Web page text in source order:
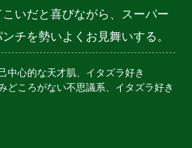
いだと喜びながら、スーパー
チを勢いよくお見舞いする。
中心的な天才肌、イタズラ好き
どころがない不思議系、イタズラ好き